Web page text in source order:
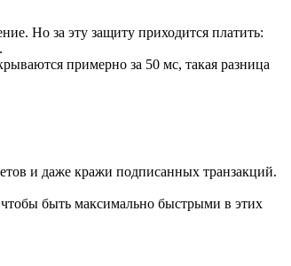
Но за эту защиту приходится платить:
.
примерно за 50 мс, такая разница
и даже кражи подписанных транзакций.
быть максимально быстрыми в этих